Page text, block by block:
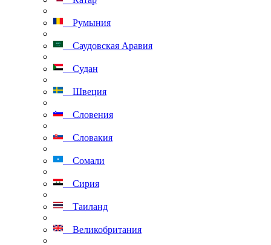
Румыния
Саудовская Аравия
Судан
Швеция
Словения
Словакия
Сомали
Сирия
Таиланд
Великобритания